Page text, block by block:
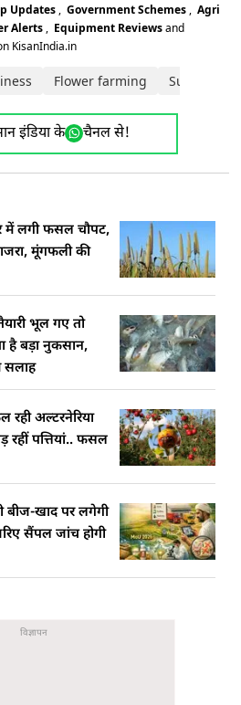
Updates , Government Schemes , Agri
Alerts , Equipment Reviewsand
KisanIndia.in
Flower farming Success
इंडिया के चैनल से!
में लगी फसल चौपट,
मूंगफली की
भूल गए तो
है बड़ा नुकसान,
सलाह
रही अल्टरनेरिया
रहीं पत्तियां.. फसल
बीज-खाद पर लगेगी
सैंपल जांच होगी